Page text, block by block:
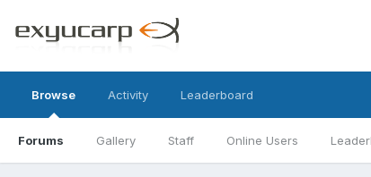
Browse
Forums Gallery Staff Online Users
Activity Leaderboard